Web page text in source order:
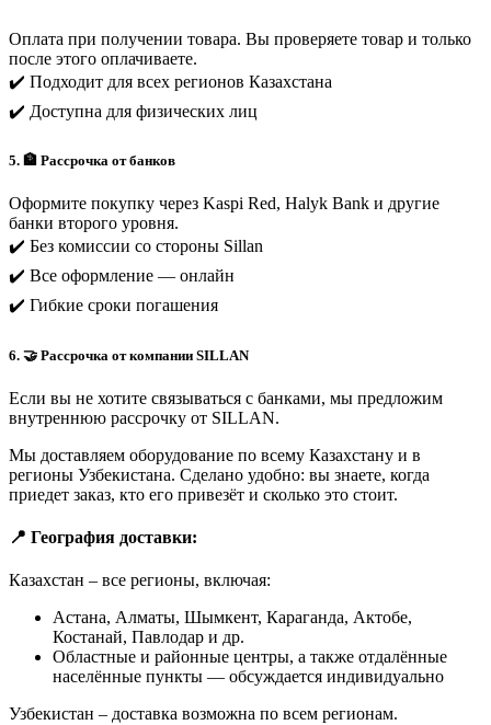
Оплата при получении товара. Вы проверяете товар и только
после этого оплачиваете.
✔️ Подходит для всех регионов Казахстана
✔️ Доступна для физических лиц
5. 🏦 Рассрочка от банков
Оформите покупку через Kaspi Red, Halyk Bank и другие
банки второго уровня.
✔️ Без комиссии со стороны Sillan
✔️ Все оформление — онлайн
✔️ Гибкие сроки погашения
6. 🤝 Рассрочка от компании SILLAN
Если вы не хотите связываться с банками, мы предложим
внутреннюю рассрочку от SILLAN.
Мы доставляем оборудование по всему Казахстану и в
регионы Узбекистана. Сделано удобно: вы знаете, когда
приедет заказ, кто его привезёт и сколько это стоит.
📍 География доставки:
Казахстан – все регионы, включая:
Астана, Алматы, Шымкент, Караганда, Актобе,
Костанай, Павлодар и др.
Областные и районные центры, а также отдалённые
населённые пункты — обсуждается индивидуально
Узбекистан – доставка возможна по всем регионам.